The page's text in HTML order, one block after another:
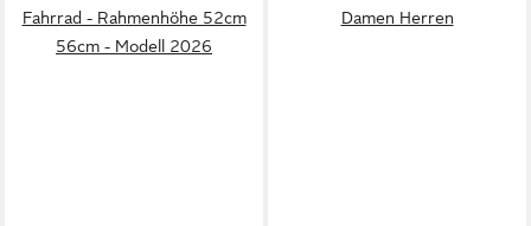
Fahrrad - Rahmenhöhe 52cm
56cm - Modell 2026
Damen Herren